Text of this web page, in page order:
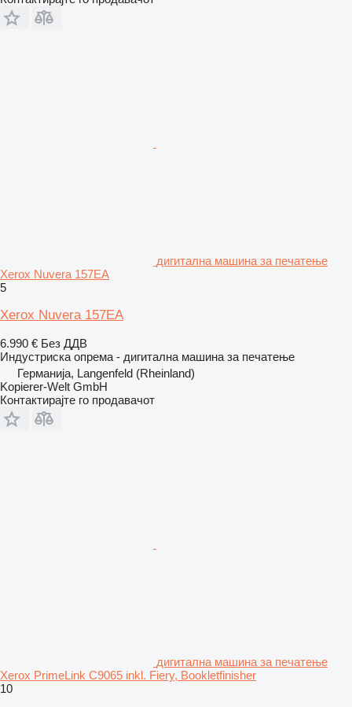
дигитална машина за печатење
Xerox Nuvera 157EA
5
Xerox Nuvera 157EA
6.990 € Без ДДВ
Индустриска опрема - дигитална машина за печатење
Германија, Langenfeld (Rheinland)
Kopierer-Welt GmbH
Контактирајте го продавачот
дигитална машина за печатење
Xerox PrimeLink C9065 inkl. Fiery, Bookletfinisher
10